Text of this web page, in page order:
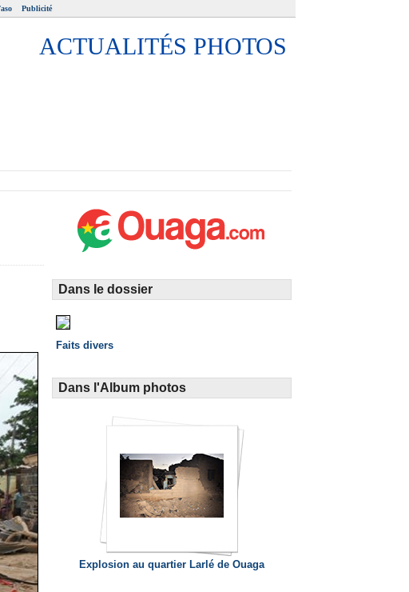
Publicité
ACTUALITÉS PHOTOS
Dans le dossier
Faits divers
Dans l'Album photos
Explosion au quartier Larlé de Ouaga